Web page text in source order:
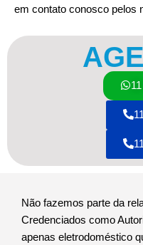
em contato conosco pelos
Não fazemos parte da
Credenciados como
apenas eletrodoméstico